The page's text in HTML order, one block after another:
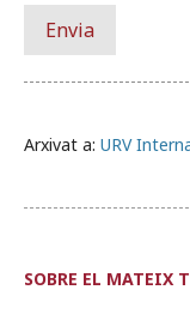
Arxivat a: URV
SOBRE EL MATEIX